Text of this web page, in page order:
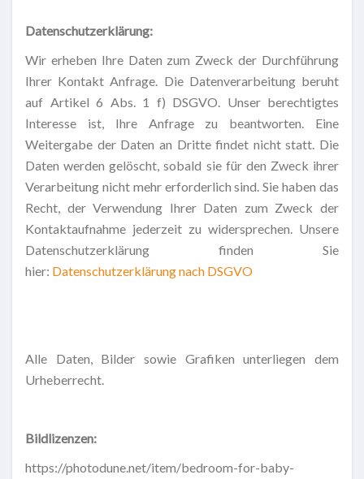
Datenschutzerklärung:
Wir erheben Ihre Daten zum Zweck der Durchführung
Ihrer Kontakt Anfrage. Die Datenverarbeitung beruht
auf Artikel 6 Abs. 1 f) DSGVO. Unser berechtigtes
Interesse ist, Ihre Anfrage zu beantworten. Eine
Weitergabe der Daten an Dritte findet nicht statt. Die
Daten werden gelöscht, sobald sie für den Zweck ihrer
Verarbeitung nicht mehr erforderlich sind. Sie haben das
Recht, der Verwendung Ihrer Daten zum Zweck der
Kontaktaufnahme jederzeit zu widersprechen. Unsere
Datenschutzerklärung finden Sie
hier: Datenschutzerklärung nach DSGVO
Alle Daten, Bilder sowie Grafiken unterliegen dem
Urheberrecht.
Bildlizenzen:
https://photodune.net/item/bedroom-for-baby-